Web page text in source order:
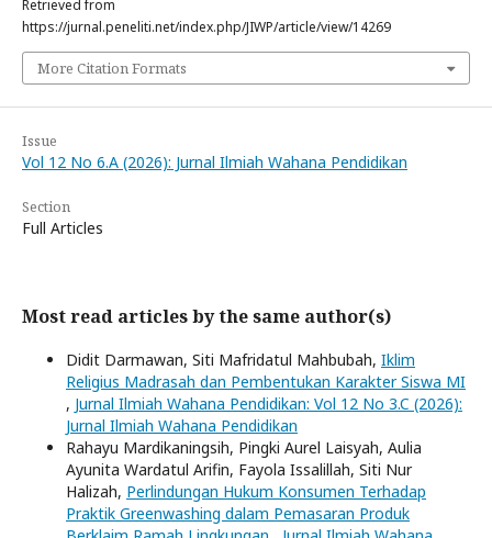
Retrieved from
https://jurnal.peneliti.net/index.php/JIWP/article/view/14269
More Citation Formats
Issue
Vol 12 No 6.A (2026): Jurnal Ilmiah Wahana Pendidikan
Section
Full Articles
Most read articles by the same author(s)
Didit Darmawan, Siti Mafridatul Mahbubah, Iklim
Religius Madrasah dan Pembentukan Karakter Siswa MI
, Jurnal Ilmiah Wahana Pendidikan: Vol 12 No 3.C (2026):
Jurnal Ilmiah Wahana Pendidikan
Rahayu Mardikaningsih, Pingki Aurel Laisyah, Aulia
Ayunita Wardatul Arifin, Fayola Issalillah, Siti Nur
Halizah, Perlindungan Hukum Konsumen Terhadap
Praktik Greenwashing dalam Pemasaran Produk